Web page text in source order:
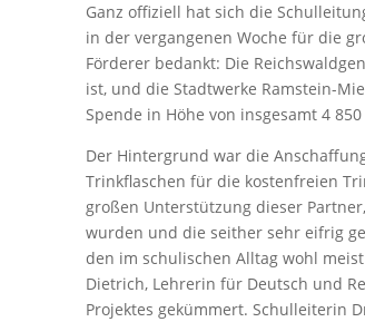
Ganz offiziell hat sich die
in der vergangenen Woche für die
Förderer bedankt: Die
ist, und die Stadtwerke Ramstein-
Spende in Höhe von insgesamt 4
Der Hintergrund war die
Trinkflaschen für die kostenfreien
großen Unterstützung dieser
wurden und die seither sehr eifrig
den im schulischen Alltag wohl
Dietrich, Lehrerin für Deutsch und
Projektes gekümmert. Schulleiterin